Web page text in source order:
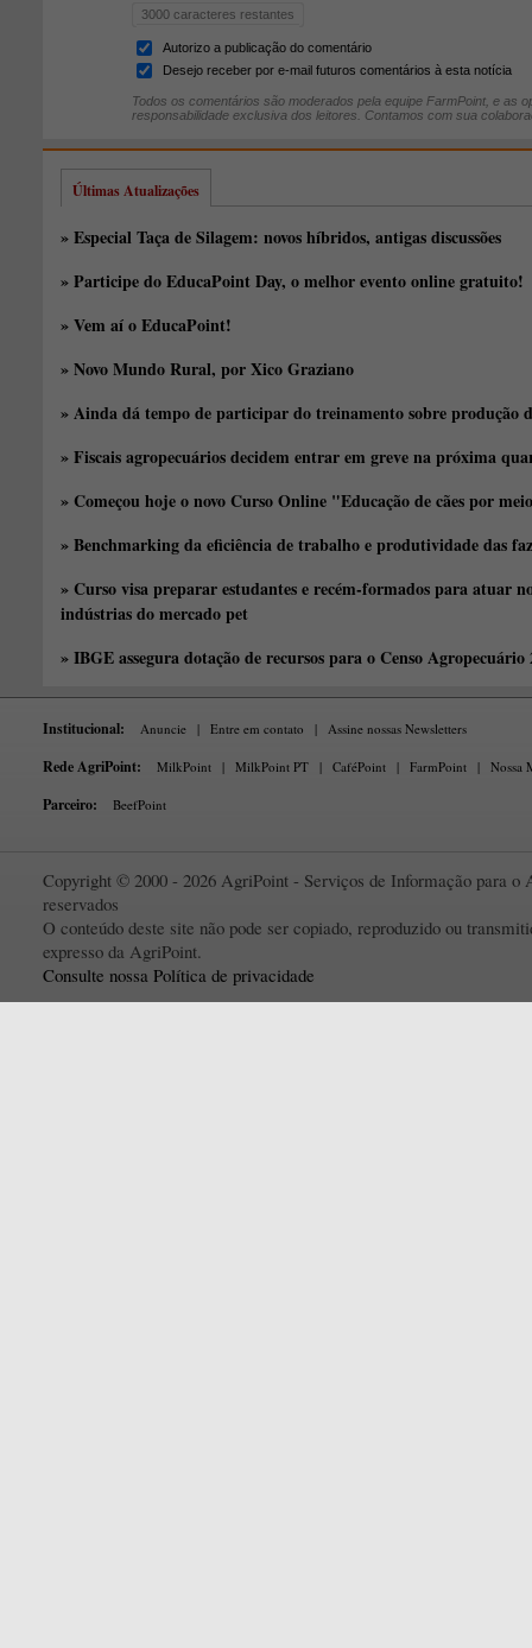
3000 caracteres restantes
Autorizo a publicação do comentário
Desejo receber por e-mail futuros comentários à esta notícia
Todos os comentários são moderados pela equipe FarmPoint, e as
responsabilidade exclusiva dos leitores. Contamos com sua
Últimas Atualizações
» Especial Taça de Silagem: novos híbridos, antigas discussões
» Participe do EducaPoint Day, o melhor evento online gratuito!
» Vem aí o EducaPoint!
» Novo Mundo Rural, por Xico Graziano
» Ainda dá tempo de participar do treinamento sobre produção
» Fiscais agropecuários decidem entrar em greve na próxima
» Começou hoje o novo Curso Online "Educação de cães por
» Benchmarking da eficiência de trabalho e produtividade das
» Curso visa preparar estudantes e recém-formados para atuar
indústrias do mercado pet
» IBGE assegura dotação de recursos para o Censo Agropecuário
Institucional: Anuncie | Entre em contato | Assine nossas Newsletters
Rede AgriPoint: MilkPoint | MilkPoint PT | CaféPoint | FarmPoint | Nossa
Parceiro: BeefPoint
Copyright © 2000 - 2026 AgriPoint - Serviços de Informação para o
reservados
O conteúdo deste site não pode ser copiado, reproduzido ou
expresso da AgriPoint.
Consulte nossa Política de privacidade